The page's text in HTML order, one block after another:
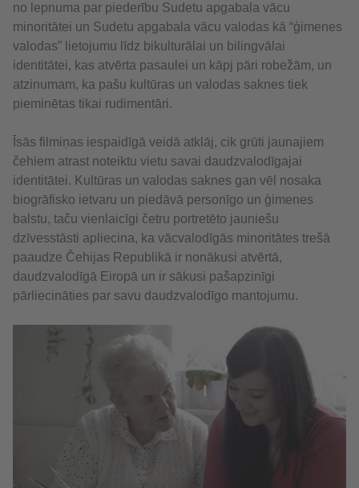
no lepnuma par piederību Sudetu apgabala vācu
minoritātei un Sudetu apgabala vācu valodas kā “ģimenes
valodas” lietojumu līdz bikulturālai un bilingvālai
identitātei, kas atvērta pasaulei un kāpj pāri robežām, un
atzinumam, ka pašu kultūras un valodas saknes tiek
pieminētas tikai rudimentāri.
Īsās filmiņas iespaidīgā veidā atklāj, cik grūti jaunajiem
čehiem atrast noteiktu vietu savai daudzvalodīgajai
identitātei. Kultūras un valodas saknes gan vēl nosaka
biogrāfisko ietvaru un piedāvā personīgo un ģimenes
balstu, taču vienlaicīgi četru portretēto jauniešu
dzīvesstāsti apliecina, ka vācvalodīgās minoritātes trešā
paaudze Čehijas Republikā ir nonākusi atvērtā,
daudzvalodīgā Eiropā un ir sākusi pašapzinīgi
pārliecināties par savu daudzvalodīgo mantojumu.